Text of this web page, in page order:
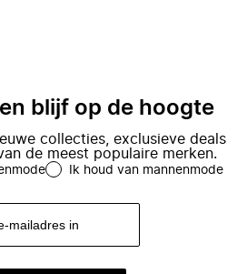
blijf op de hoogte
collecties, exclusieve deals
de meest populaire merken.
Ik houd van mannenmode